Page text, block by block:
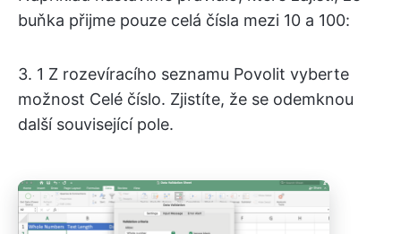
buňka přijme pouze celá čísla mezi 10 a 100:
3. 1 Z rozevíracího seznamu Povolit vyberte
možnost Celé číslo. Zjistíte, že se odemknou
další související pole.